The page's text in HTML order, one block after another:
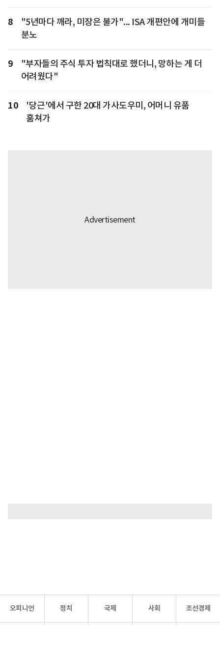
8
"5년마다 깨라, 미장은 불가"... ISA 개편안에 개미들
분노
9
"부자들의 주식 투자 법칙대로 했더니, 망하는 게 더
어려웠다"
10
'당근'에서 구한 20대 가사도우미, 어머니 유품
훔쳐가
오피니언 정치 국제 사회 조선경제